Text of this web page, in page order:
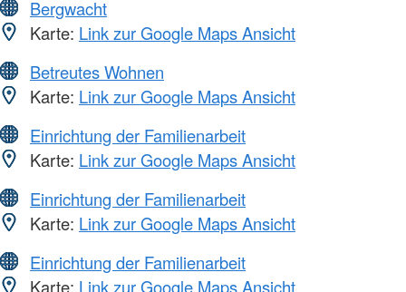
Bergwacht
Karte: Link zur Google Maps Ansicht
Betreutes Wohnen
Karte: Link zur Google Maps Ansicht
Einrichtung der Familienarbeit
Karte: Link zur Google Maps Ansicht
Einrichtung der Familienarbeit
Karte: Link zur Google Maps Ansicht
Einrichtung der Familienarbeit
Karte: Link zur Google Maps Ansicht